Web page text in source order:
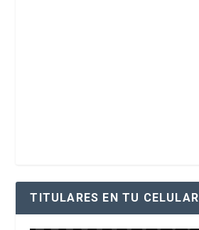
TITULARES EN TU CELULAR